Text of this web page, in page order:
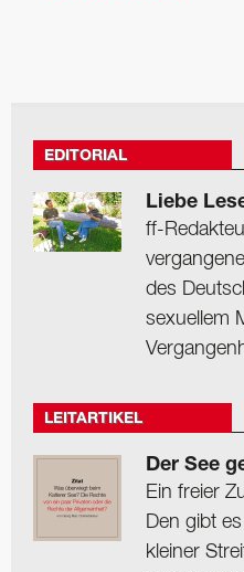
EDITORIAL
Liebe
ff-
des
sexuellem
LEITARTIKEL
Der See
Ein freier
Den gibt
kleiner